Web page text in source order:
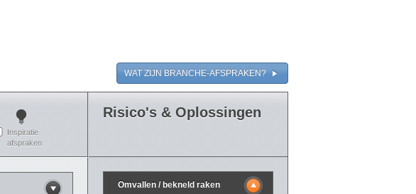
WAT ZIJN BRANCHE-AFSPRAKEN?
Inspiratie
afspraken
Risico's & Oplossingen
Omvallen / bekneld raken